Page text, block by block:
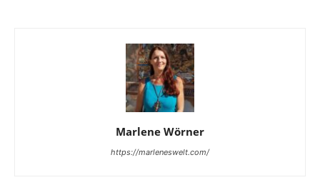
Marlene Wörner
https://marleneswelt.com/